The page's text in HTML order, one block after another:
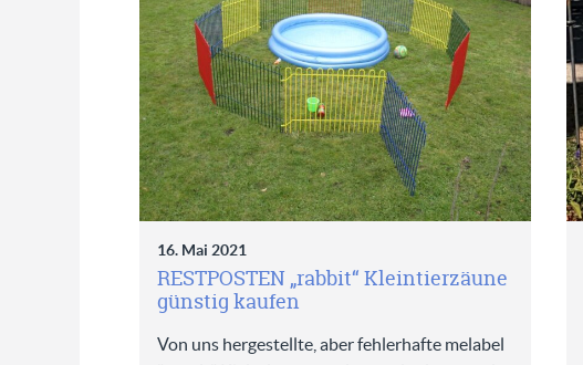
16. Mai 2021
RESTPOSTEN „rabbit“ Kleintierzäune
günstig kaufen
Von uns hergestellte, aber fehlerhafte melabel